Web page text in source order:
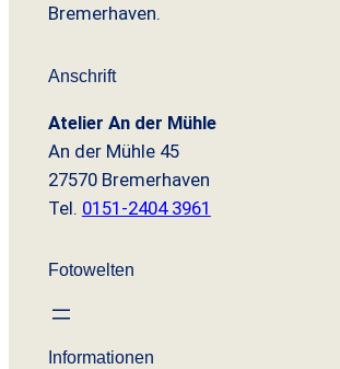
Bremerhaven.
Anschrift
Atelier An der Mühle
An der Mühle 45
27570 Bremerhaven
Tel. 0151-2404 3961
Fotowelten
Informationen